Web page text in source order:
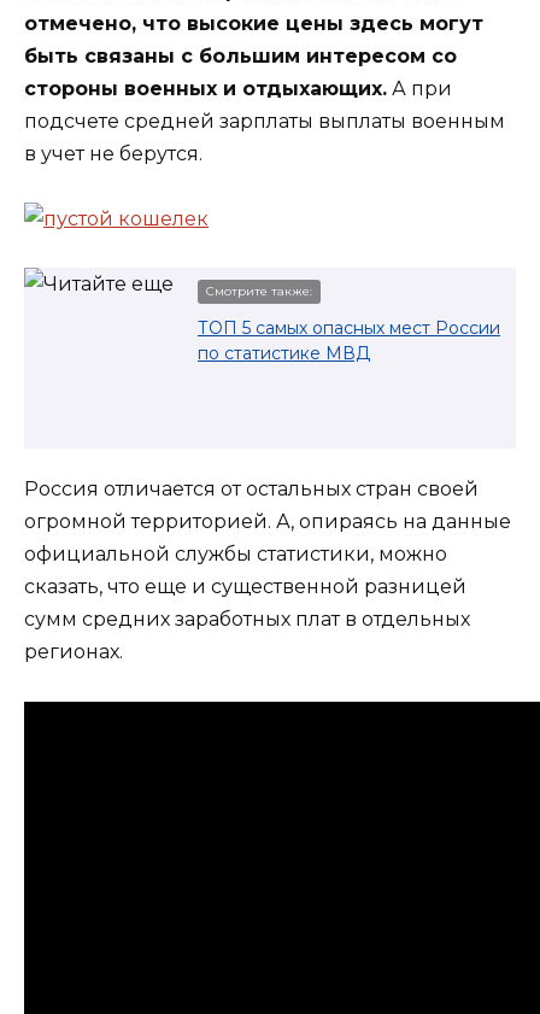
отмечено, что высокие цены здесь могут
быть связаны с большим интересом со
стороны военных и отдыхающих. А при
подсчете средней зарплаты выплаты военным
в учет не берутся.
Смотрите также:
ТОП 5 самых опасных мест России
по статистике МВД
Россия отличается от остальных стран своей
огромной территорией. А, опираясь на данные
официальной службы статистики, можно
сказать, что еще и существенной разницей
сумм средних заработных плат в отдельных
регионах.